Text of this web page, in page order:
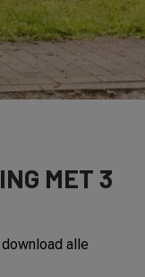
MET 3
alle